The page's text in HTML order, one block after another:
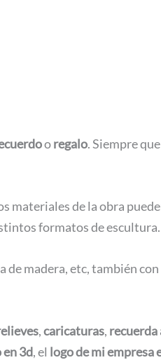
oregalo. Siempre
materiales de la obra
formatos de escultura.
madera, etc, también
,caricaturas, recuerda
3d, el logo de mi empresa